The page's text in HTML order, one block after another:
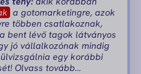
a gotomarketingre, azok
többen csatlakoznak,
bent lévő tagok látványos
jó vállalkozónak mindig
egy korábbi
Olvass tovább…